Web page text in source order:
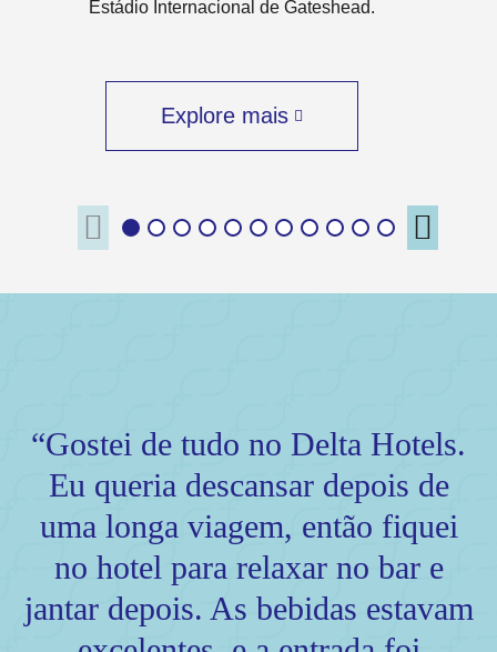
Estádio Internacional de Gateshead.
Explore mais
“Gostei de tudo no Delta Hotels.
Eu queria descansar depois de
uma longa viagem, então fiquei
no hotel para relaxar no bar e
jantar depois. As bebidas estavam